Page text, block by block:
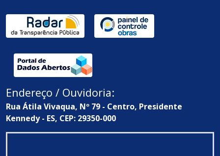
Endereço / Ouvidoria:
Rua Átila Vivaqua, Nº 79 - Centro, Presidente
Kennedy - ES, CEP: 29350-000